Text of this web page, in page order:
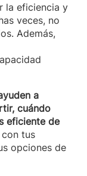
la eficiencia y
veces, no
Además,
a
cuándo
eficiente de
tus
opciones de